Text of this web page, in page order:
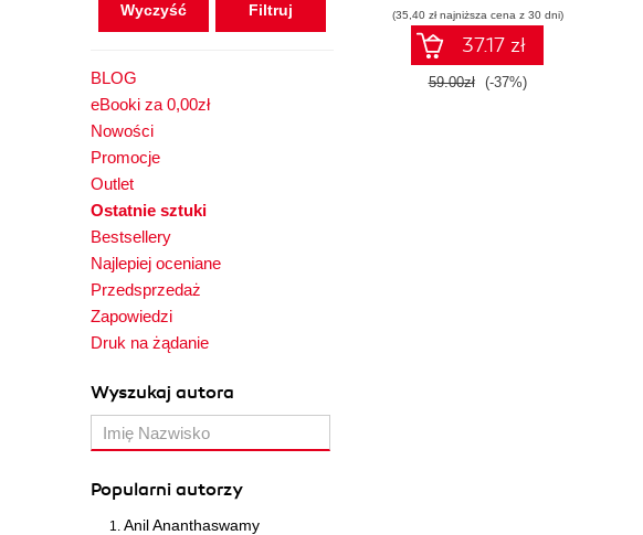
Wyczyść
BLOG
eBooki za 0,00zł
Nowości
Promocje
Outlet
Ostatnie sztuki
Bestsellery
Najlepiej oceniane
Przedsprzedaż
Zapowiedzi
Druk na żądanie
Wyszukaj autora
Popularni autorzy
Anil Ananthaswamy
(35,40 zł najniższa cena z 30 dni)
37.17 zł
59.00zł (-37%)